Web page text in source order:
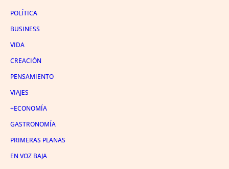
POLÍTICA
BUSINESS
VIDA
CREACIÓN
PENSAMIENTO
VIAJES
+ECONOMÍA
GASTRONOMÍA
PRIMERAS PLANAS
EN VOZ BAJA